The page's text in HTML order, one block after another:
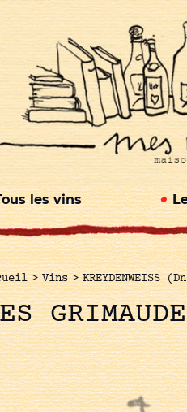
les vins
> Vins > KREYDENWEISS